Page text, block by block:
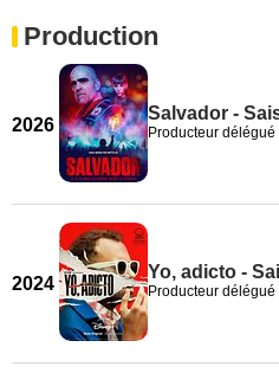
Production
2026
Salvador -
Producteur délégué
2024
Yo, adicto -
Producteur délégué